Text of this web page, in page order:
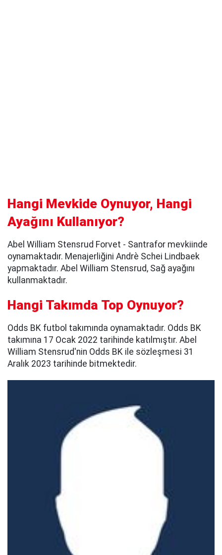
Hangi Mevkide Oynuyor, Hangi
Ayağını Kullanıyor?
Abel William Stensrud Forvet - Santrafor mevkiinde
oynamaktadır. Menajerliğini Andrè Schei Lindbaek
yapmaktadır. Abel William Stensrud, Sağ ayağını
kullanmaktadır.
Hangi Takımda Top Oynuyor?
Odds BK futbol takımında oynamaktadır. Odds BK
takımına 17 Ocak 2022 tarihinde katılmıştır. Abel
William Stensrud'nin Odds BK ile sözleşmesi 31
Aralık 2023 tarihinde bitmektedir.